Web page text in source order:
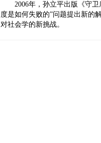
2006年，孙立平出版《守卫
度是如何失败的”问题提出新的
对社会学的新挑战。